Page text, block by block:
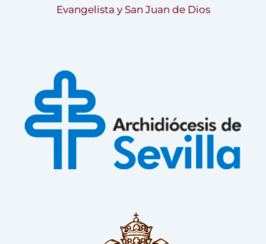
Evangelista y San Juan de Dios